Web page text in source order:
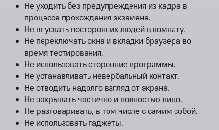
Не уходить без предупреждения из кадра в
процессе прохождения экзамена.
Не впускать посторонних людей в комнату.
Не переключать окна и вкладки браузера во
время тестирования.
Не использовать сторонние программы.
Не устанавливать невербальный контакт.
Не отводить надолго взгляд от экрана.
Не закрывать частично и полностью лицо.
Не разговаривать, в том числе с самим собой.
Не использовать гаджеты.